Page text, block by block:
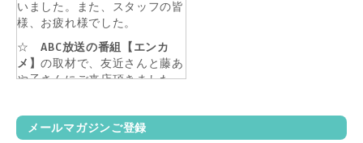
いました。また、スタッフの皆
様、お疲れ様でした。
☆ABC放送の番組【エンカ
メ】の取材で、友近さんと藤あ
や子さんにご来店頂きました。
☆【
旅行サイト
女子旅プレスの撮影で、モデル
メールマガジンご登録